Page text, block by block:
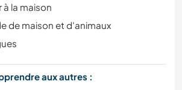
D'AVENTURE
à la maison
de maison et d'animaux
aux autres :